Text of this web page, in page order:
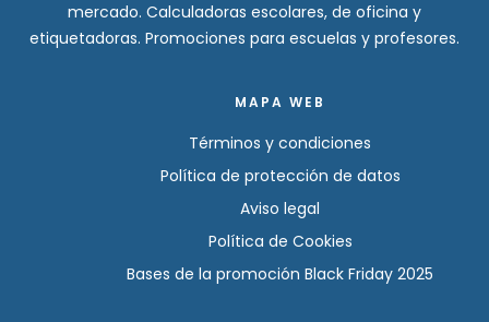
mercado. Calculadoras escolares, de oficina y
etiquetadoras. Promociones para escuelas y profesores.
MAPA WEB
Términos y condiciones
Política de protección de datos
Aviso legal
Política de Cookies
Bases de la promoción Black Friday 2025